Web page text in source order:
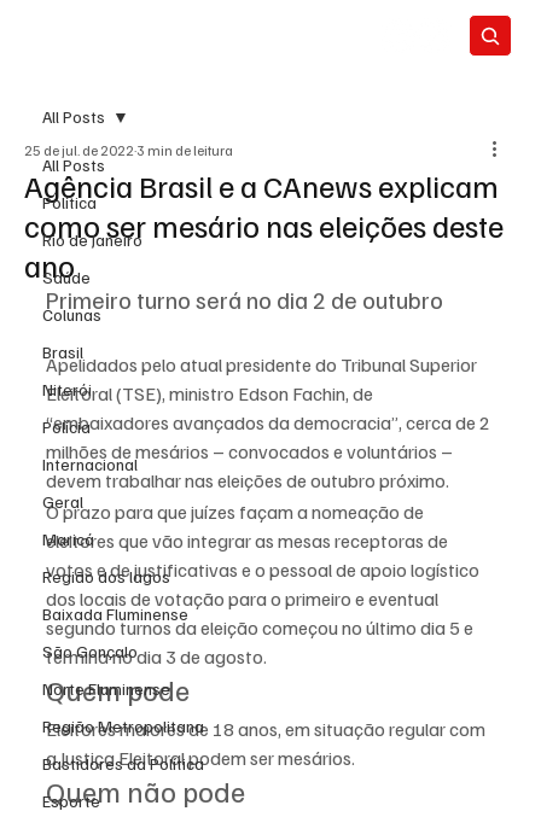
All Posts
Política
Rio de Janeiro
Saúde
Colunas
Brasil
Niterói
Polícia
Internacional
Geral
Maricá
Região dos lagos
Baixada Fluminense
São Gonçalo
Norte Fluminense
Região Metropolitana
Bastidores da Política
Esporte
All Posts
Agência Brasil e a CAnews explicam
como ser mesário nas eleições deste
ano
25 de jul. de 2022 3 min de leitura
Primeiro turno será no dia 2 de outubro
Apelidados pelo atual presidente do Tribunal Superior
Eleitoral (TSE), ministro Edson Fachin, de
“embaixadores avançados da democracia”, cerca de 2
milhões de mesários – convocados e voluntários –
devem trabalhar nas eleições de outubro próximo.
O prazo para que juízes façam a nomeação de
eleitores que vão integrar as mesas receptoras de
votos e de justificativas e o pessoal de apoio logístico
dos locais de votação para o primeiro e eventual
segundo turnos da eleição começou no último dia 5 e
termina no dia 3 de agosto.
Quem pode
Eleitores maiores de 18 anos, em situação regular com
a Justiça Eleitoral podem ser mesários.
Quem não pode